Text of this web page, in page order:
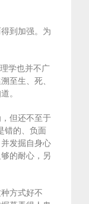
到加强。为
学也并不广
至生、死、
。
但还不至于
错的、负面
发掘自身心
的耐心，另
方式好不